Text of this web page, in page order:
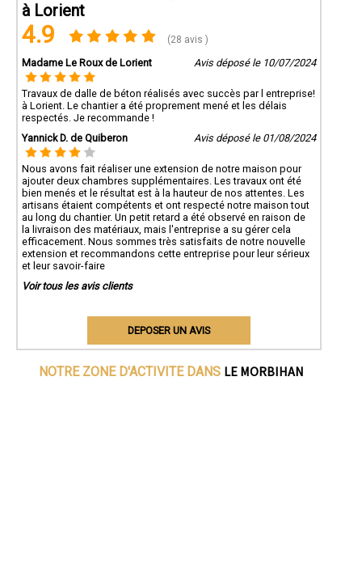
à Lorient
4.9 (28 avis )
Madame Le Roux de Lorient Avis déposé le 10/07/2024
Travaux de dalle de béton réalisés avec succès par l entreprise!
à Lorient. Le chantier a été proprement mené et les délais
respectés. Je recommande !
Yannick D. de Quiberon
Avis déposé le 01/08/2024
Nous avons fait réaliser une extension de notre maison pour
ajouter deux chambres supplémentaires. Les travaux ont été
bien menés et le résultat est à la hauteur de nos attentes. Les
artisans étaient compétents et ont respecté notre maison tout
au long du chantier. Un petit retard a été observé en raison de
la livraison des matériaux, mais l'entreprise a su gérer cela
efficacement. Nous sommes très satisfaits de notre nouvelle
extension et recommandons cette entreprise pour leur sérieux
et leur savoir-faire
Voir tous les avis clients
DEPOSER UN AVIS
NOTRE ZONE D'ACTIVITE DANS LE MORBIHAN